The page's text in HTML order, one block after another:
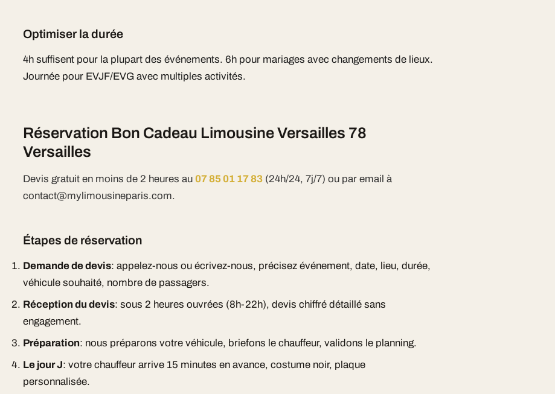
Optimiser la durée
4h suffisent pour la plupart des événements. 6h pour mariages avec changements de lieux.
Journée pour EVJF/EVG avec multiples activités.
Réservation Bon Cadeau Limousine Versailles 78
Versailles
Devis gratuit en moins de 2 heures au07 85 01 17 83 (24h/24, 7j/7) ou par email à
contact@mylimousineparis.com.
Étapes de réservation
Demande de devis: appelez-nous ou écrivez-nous, précisez événement, date, lieu, durée,
véhicule souhaité, nombre de passagers.
Réception du devis: sous 2 heures ouvrées (8h-22h), devis chiffré détaillé sans
engagement.
Préparation: nous préparons votre véhicule, briefons le chauffeur, validons le planning.
Le jour J: votre chauffeur arrive 15 minutes en avance, costume noir, plaque
personnalisée.